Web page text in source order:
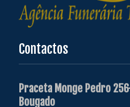
Contactos
Praceta Monge Pedro
Bougado